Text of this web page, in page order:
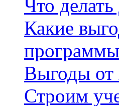
Что
Какие
Выгоды от
Строим